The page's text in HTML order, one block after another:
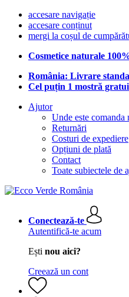
accesare navigație
accesare conținut
mergi la coșul de
Cosmetice naturale
România: Livrare
Cel puțin 1 mostră
Ajutor
Unde este comanda
Returnări
Costuri de expediere
Opțiuni de plată
Contact
Toate subiectele de
Conectează-te
Autentifică-te acum
Ești nou aici?
Creează un cont